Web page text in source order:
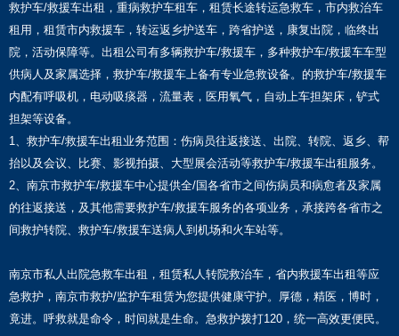
救护车/救援车出租，重病救护车租车，租赁长途转运急救车，市内救治车
租用，租赁市内救援车，转运返乡护送车，跨省护送，康复出院，临终出
院，活动保障等。出租公司有多辆救护车/救援车，多种救护车/救援车车型
供病人及家属选择，救护车/救援车上备有专业急救设备。的救护车/救援车
内配有呼吸机，电动吸痰器，流量表，医用氧气，自动上车担架床，铲式
担架等设备。
1、救护车/救援车出租业务范围：伤病员往返接送、出院、转院、返乡、帮
抬以及会议、比赛、影视拍摄、大型展会活动等救护车/救援车出租服务。
2、南京市救护车/救援车中心提供全/国各省市之间伤病员和病愈者及家属
的往返接送，及其他需要救护车/救援车服务的各项业务，承接跨各省市之
间救护转院、救护车/救援车送病人到机场和火车站等。
南京市私人出院急救车出租，租赁私人转院救治车，省内救援车出租等应
急救护，南京市救护/监护车租赁为您提供健康守护。厚德，精医，博时，
竟进。呼救就是命令，时间就是生命。急救护拨打120，统一高效更便民。